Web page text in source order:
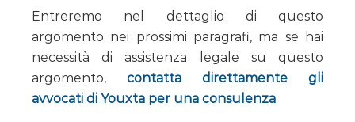
Entreremo nel dettaglio di questo
argomento nei prossimi paragrafi, ma se hai
necessità di assistenza legale su questo
argomento, contatta direttamente gli
avvocati di Youxta per una consulenza.